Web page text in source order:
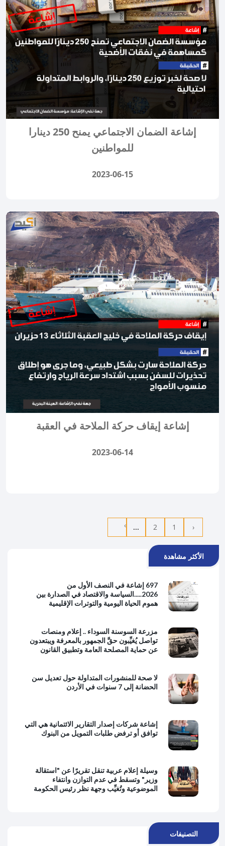
إشاعة الضمان الاجتماعي يمنح 250 دينارا
للمواطنين
2023-06-15
إشاعة إيقاف حركة الملاحة في العقبة
2023-06-14
‹
1
2
...
›
الأكثر مشاهدة
697 إشاعة في النصف الأول من
2026.....السياسة والاقتصاد في الصدارة بين
هموم الحياة اليومية والتوترات الإقليمية
مزرعة السوسنة السوداء .. إعلام ومنصات
تواصل يُغيِّبون حقَّ الجمهور بالمعرفة ويبتعدون
عن حماية المصلحة العامة وتطبيق القانون
لا صحة للمنشورات المتداولة حول تعديل سن
الحضانة إلى 7 سنوات في الأردن
إشاعة شركات إصدار التقارير الائتمانية هي التي
توافق أو ترفض طلبات التمويل من البنوك
وسيلة إعلام عربية تنقل تقريرًا عن "استقالة
وزير" وتسقط في عدم التوازن وانتفاء
الموضوعية وتُغيِّب وجهة نظر رئيس الحكومة
التصنيفات